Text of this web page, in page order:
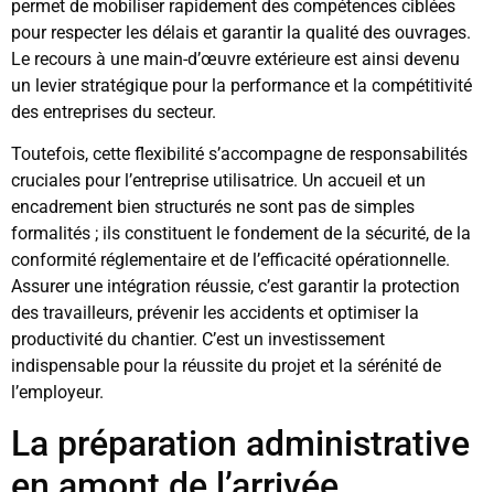
permet de mobiliser rapidement des compétences ciblées
pour respecter les délais et garantir la qualité des ouvrages.
Le recours à une main-d’œuvre extérieure est ainsi devenu
un levier stratégique pour la performance et la compétitivité
des entreprises du secteur.
Toutefois, cette flexibilité s’accompagne de responsabilités
cruciales pour l’entreprise utilisatrice. Un accueil et un
encadrement bien structurés ne sont pas de simples
formalités ; ils constituent le fondement de la sécurité, de la
conformité réglementaire et de l’efficacité opérationnelle.
Assurer une intégration réussie, c’est garantir la protection
des travailleurs, prévenir les accidents et optimiser la
productivité du chantier. C’est un investissement
indispensable pour la réussite du projet et la sérénité de
l’employeur.
La préparation administrative